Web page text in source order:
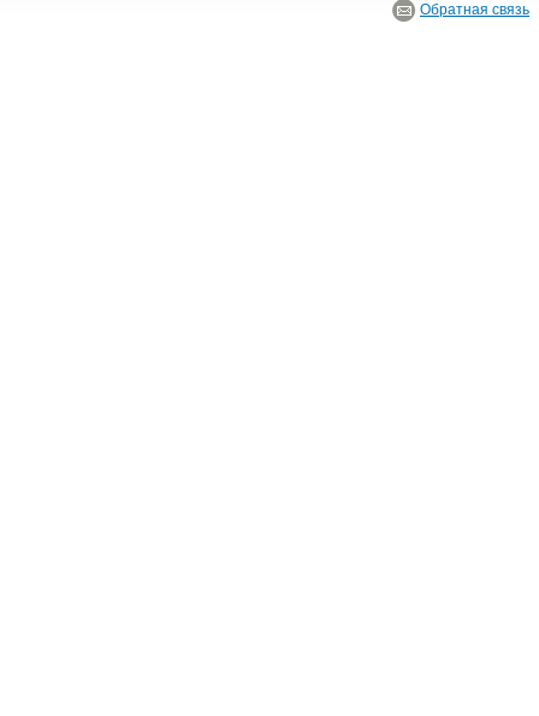
Обратная связь